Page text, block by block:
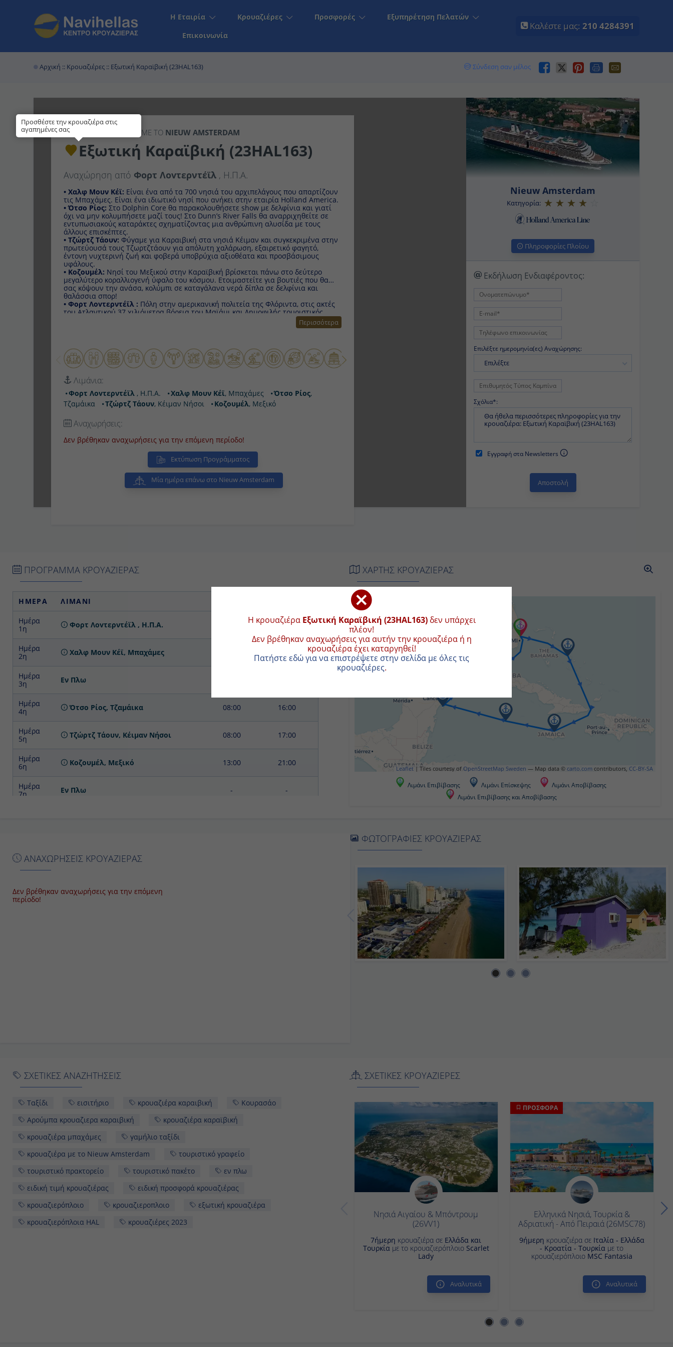
Η κρουαζιέραΕξωτική Καραϊβική (23HAL163)δεν υπάρχει πλέον!
Δεν βρέθηκαν αναχωρήσεις για αυτήν την κρουαζιέρα ή η κρουαζιέρα
έχει καταργηθεί!
Πατήστε εδώ για να επιστρέψετε στην σελίδα με όλες τις κρουαζιέρες
Η Εταιρία Κρουαζιέρες Προσφορές Εξυπηρέτηση Πελατών
Επικοινωνία
Καλέστε μας:210 4284391
Αρχική ::Κρουαζιέρες:: Εξωτική Καραϊβική (23HAL163) Σύνδεση σαν μέλος
7ΉΜΕΡΗ ΚΡΟΥΑΖΙΕΡΑ ΜΕ ΤΟNIEUW AMSTERDAM
Εξωτική Καραϊβική (23HAL163)
Αναχώρηση από Φορτ Λοvτερντέϊλ, Η.Π.Α.
• Χαλφ Μουν Κέϊ:Είναι ένα από τα 700 νησιά του αρχιπελάγους που απαρτίζουν τις
Μπαχάμες. Είναι ένα ιδιωτικό νησί που ανήκει στην εταιρία Holland America.
• Ότσο Ρίος:Στο Dolphin Core θα παρακολουθήσετε show με δελφίνια και γιατί όχι να
μην κολυμπήσετε μαζί τους! Στο Dunn’s River Falls θα αναρριχηθείτε σε εντυπωσιακούς
καταράκτες σχηματίζοντας μια ανθρώπινη αλυσίδα με τους άλλους επισκέπτες.
• Τζώρτζ Τάουν:Φύγαμε για Καραιβική στα νησιά Κέιμαν και συγκεκριμένα στην
πρωτεύουσά τους Τζωρτζτάουν για απόλυτη χαλάρωση, εξαιρετικό φαγητό, έντονη
νυχτερινή ζωή και φοβερά υποβρύχια αξιοθέατα και προσβάσιμους υφάλους.
• Κοζουμέλ:Νησί του Μεξικού στην Καραϊβική βρίσκεται πάνω στο δεύτερο μεγαλύτερο
κοραλλιογενή ύφαλο του κόσμου. Ετοιμαστείτε για βουτιές που θα σας κόψουν την
ανάσα, κολύμπι σε καταγάλανα νερά δίπλα σε δελφίνια και θαλάσσια σπορ!
• Φορτ Λοvτερντέϊλ :Πόλη στην αμερικανική πολιτεία της Φλόριντα, στις ακτές του
Ατλαντικού 37 χιλιόμετρα βόρεια του Μαϊάμι και Δημοφιλής τουριστικός προορισμός.
Περισσότερα
Λιμάνια:
Φορτ Λοvτερντέϊλ, Η.Π.Α. Χαλφ Μουν Κέϊ, Μπαχάμες Ότσο Ρίος, Τζαμάικα
Τζώρτζ Τάουν, Κέιμαν Νήσοι Κοζουμέλ, Μεξικό
Αναχωρήσεις:
Δεν βρέθηκαν αναχωρήσεις για την επόμενη περίοδο!
Εκτύπωση Προγράμματος
Μία ημέρα επάνω στο Nieuw Amsterdam
Nieuw Amsterdam
Κατηγορία:
Πληροφορίες Πλοίου
Εκδήλωση Ενδιαφέροντος:
Επιλέξτε ημερομηνία(ες) Αναχώρησης:
Επιλέξτε
Σχόλια*:
Εγγραφή στα Newsletters
ΠΡΟΓΡΑΜΜΑ ΚΡΟΥΑΖΙΕΡΑΣ
ΗΜΕΡΑ ΛΙΜΑΝΙ
Ημέρα 1η Φορτ Λοvτερντέϊλ , Η.Π.Α. 15:00
18:00
Ημέρα 3η -
Ημέρα 4η Ότσο Ρίος, Τζαμάικα
Ημέρα 5η
Κοζουμέλ, Μεξικό 13:00 21:00
Ημέρα 7η Εν Πλω - -
Ημέρα 8η Φορτ Λοvτερντέϊλ , Η.Π.Α. 07:00 Αποβίβαση
ΧΑΡΤΗΣ ΚΡΟΥΑΖΙΕΡΑΣ
+
−
Leaflet |Tiles courtesy ofOpenStreetMap Sweden— Map data ©carto.com contributors, CC-BY-SA
Λιμάνι Επιβίβασης Λιμάνι Επίσκεψης
Λιμάνι Αποβίβασης
Λιμάνι Επιβίβασης και Αποβίβασης
ΑΝΑΧΩΡΗΣΕΙΣ ΚΡΟΥΑΖΙΕΡΑΣ
Δεν βρέθηκαν αναχωρήσεις για την επόμενη
περίοδο!
ΦΩΤΟΓΡΑΦΙΕΣ ΚΡΟΥΑΖΙΕΡΑΣ
ΣΧΕΤΙΚΕΣ ΑΝΑΖΗΤΗΣΕΙΣ
Ταξίδι εισιτήριο κρουαζιέρα καραιβική Κουρασάο
Αρούμπα κρουαζιερα καραιβική κρουαζιέρα καραϊβική
κρουαζιέρα μπαχάμες γαμήλιο ταξίδι
τουριστικό γραφείο τουριστικό πρακτορείο τουριστικό πακέτο
εν πλω ειδική τιμή κρουαζιέρας ειδική προσφορά κρουαζιέρας
κρουαζιερόπλοιο κρουαζιεροπλοιο εξωτική κρουαζιέρα
κρουαζιερόπλοια HAL κρουαζιέρες 2023
ΣΧΕΤΙΚΕΣ ΚΡΟΥΑΖΙΕΡΕΣ
Νησιά Αιγαίου & Μπόντρουμ
(26VV1)
7ήμερη κρουαζιέρα σε Ελλάδα και
Τουρκίαμε το κρουαζιερόπλοιο Scarlet
Lady
Αναλυτικά
ΠΡΟΣΦΟΡΑ
Ελληνικά Νησιά, Τουρκία &
Αδριατική - Από Πειραιά (26MSC78)
9ήμερηκρουαζιέρα σεΙταλία - Ελλάδα -
Κροατία - Τουρκίαμε το
κρουαζιερόπλοιο MSC Fantasia
Αναλυτικά
Προσθέστε την κρουαζιέρα στις
αγαπημένες σας